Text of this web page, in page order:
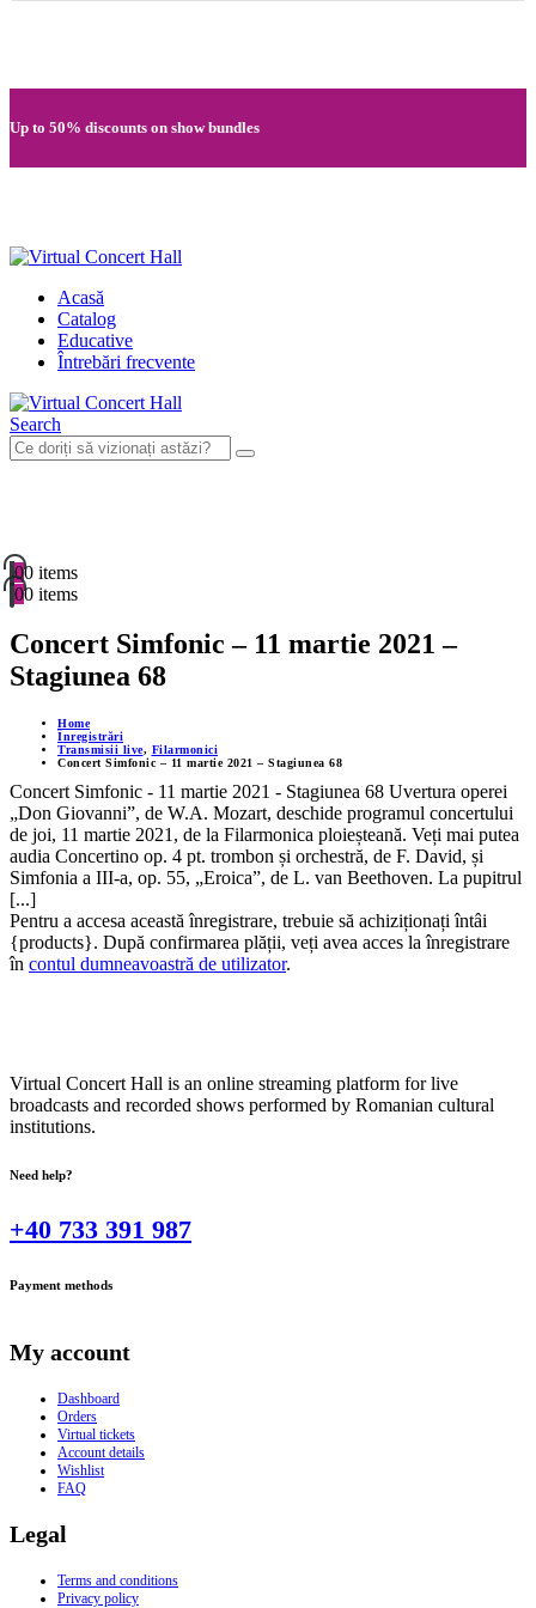
Up to 50% discounts on show bundles
Acasă
Catalog
Educative
Întrebări frecvente
Search
00 items
00 items
Concert Simfonic – 11 martie 2021 –
Stagiunea 68
Home
Înregistrări
Transmisii live, Filarmonici
Concert Simfonic – 11 martie 2021 – Stagiunea 68
Concert Simfonic - 11 martie 2021 - Stagiunea 68 Uvertura operei
„Don Giovanni”, de W.A. Mozart, deschide programul concertului
de joi, 11 martie 2021, de la Filarmonica ploieșteană. Veți mai putea
audia Concertino op. 4 pt. trombon și orchestră, de F. David, și
Simfonia a III-a, op. 55, „Eroica”, de L. van Beethoven. La pupitrul
[...]
Pentru a accesa această înregistrare, trebuie să achiziționați întâi
{products}. După confirmarea plății, veți avea acces la înregistrare
în contul dumneavoastră de utilizator.
Virtual Concert Hall is an online streaming platform for live
broadcasts and recorded shows performed by Romanian cultural
institutions.
Need help?
+40 733 391 987
Payment methods
My account
Dashboard
Orders
Virtual tickets
Account details
Wishlist
FAQ
Legal
Terms and conditions
Privacy policy